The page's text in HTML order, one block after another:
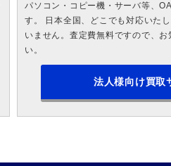
パソコン・コピー機・サーバ等、
す。 日本全国、どこでも対応いた
いません。査定費無料ですので、
い。
法人様向け買取